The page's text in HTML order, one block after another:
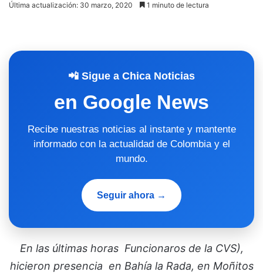
Última actualización: 30 marzo, 2020 1 minuto de lectura
📲 Sigue a Chica Noticias
en Google News
Recibe nuestras noticias al instante y mantente
informado con la actualidad de Colombia y el
mundo.
Seguir ahora →
En las últimas horas Funcionaros de la CVS),
hicieron presencia en Bahía la Rada, en Moñitos